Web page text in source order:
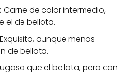
c
t
t
i
Carne de color intermedio,
el de bellota.
Exquisito, aunque menos
de bellota.
que el bellota, pero con